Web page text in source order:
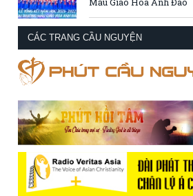
CÁC TRANG CẦU NGUYỆN